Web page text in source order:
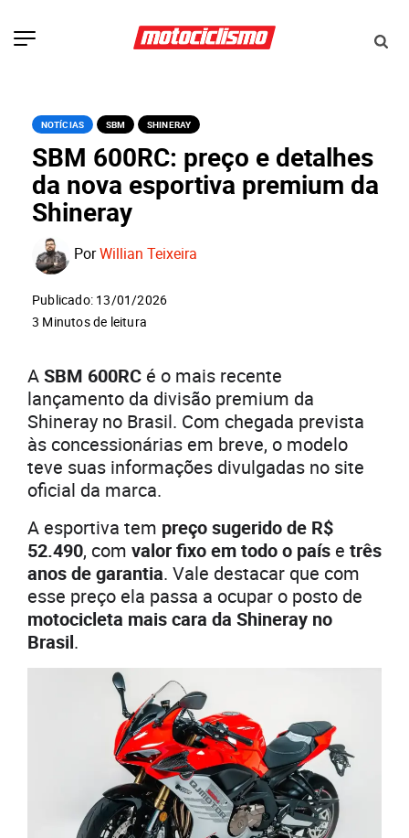
NOTÍCIAS SBM SHINERAY
SBM 600RC: preço e detalhes
da nova esportiva premium da
Shineray
PorWillian Teixeira
Publicado: 13/01/2026
3 Minutos de leitura
ASBM 600RC é o mais recente
lançamento da divisão premium da
Shineray no Brasil. Com chegada prevista
às concessionárias em breve, o modelo
teve suas informações divulgadas no site
oficial da marca.
A esportiva tem preço sugerido de R$
52.490, com valor fixo em todo o país e três
anos de garantia. Vale destacar que com
esse preço ela passa a ocupar o posto de
motocicleta mais cara da Shineray no
Brasil.